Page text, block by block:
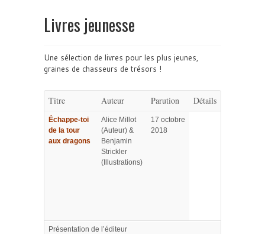
Livres jeunesse
Une sélection de livres pour les plus jeunes,
graines de chasseurs de trésors !
Titre Auteur Parution Détails
Échappe-toi
de la tour
aux dragons
Alice Millot
(Auteur) &
Benjamin
Strickler
(Illustrations)
17 octobre
2018
Présentation de l’éditeur